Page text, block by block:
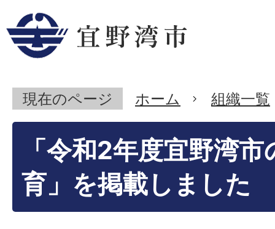
現在のページ ホーム 組織一覧
「令和2年度宜野湾市
育」を掲載しました